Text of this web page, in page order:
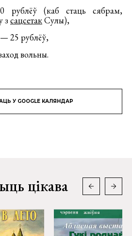
(каб стаць сябрам,
зсацсетакСулы),
— 25 рублёў,
вольны.
У GOOGLE КАЛЯНДАР
цікава